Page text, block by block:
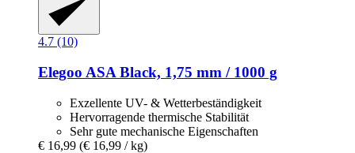
4.7 (10)
Elegoo ASA Black, 1,75 mm / 1000 g
Exzellente UV- & Wetterbeständigkeit
Hervorragende thermische Stabilität
Sehr gute mechanische Eigenschaften
€ 16,99 (€ 16,99 / kg)